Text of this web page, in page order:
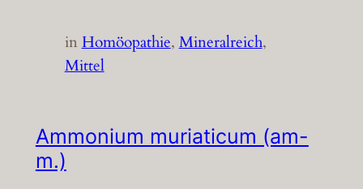
inHomöopathie, Mineralreich
Mittel
Ammonium muriaticum (am-
m.)